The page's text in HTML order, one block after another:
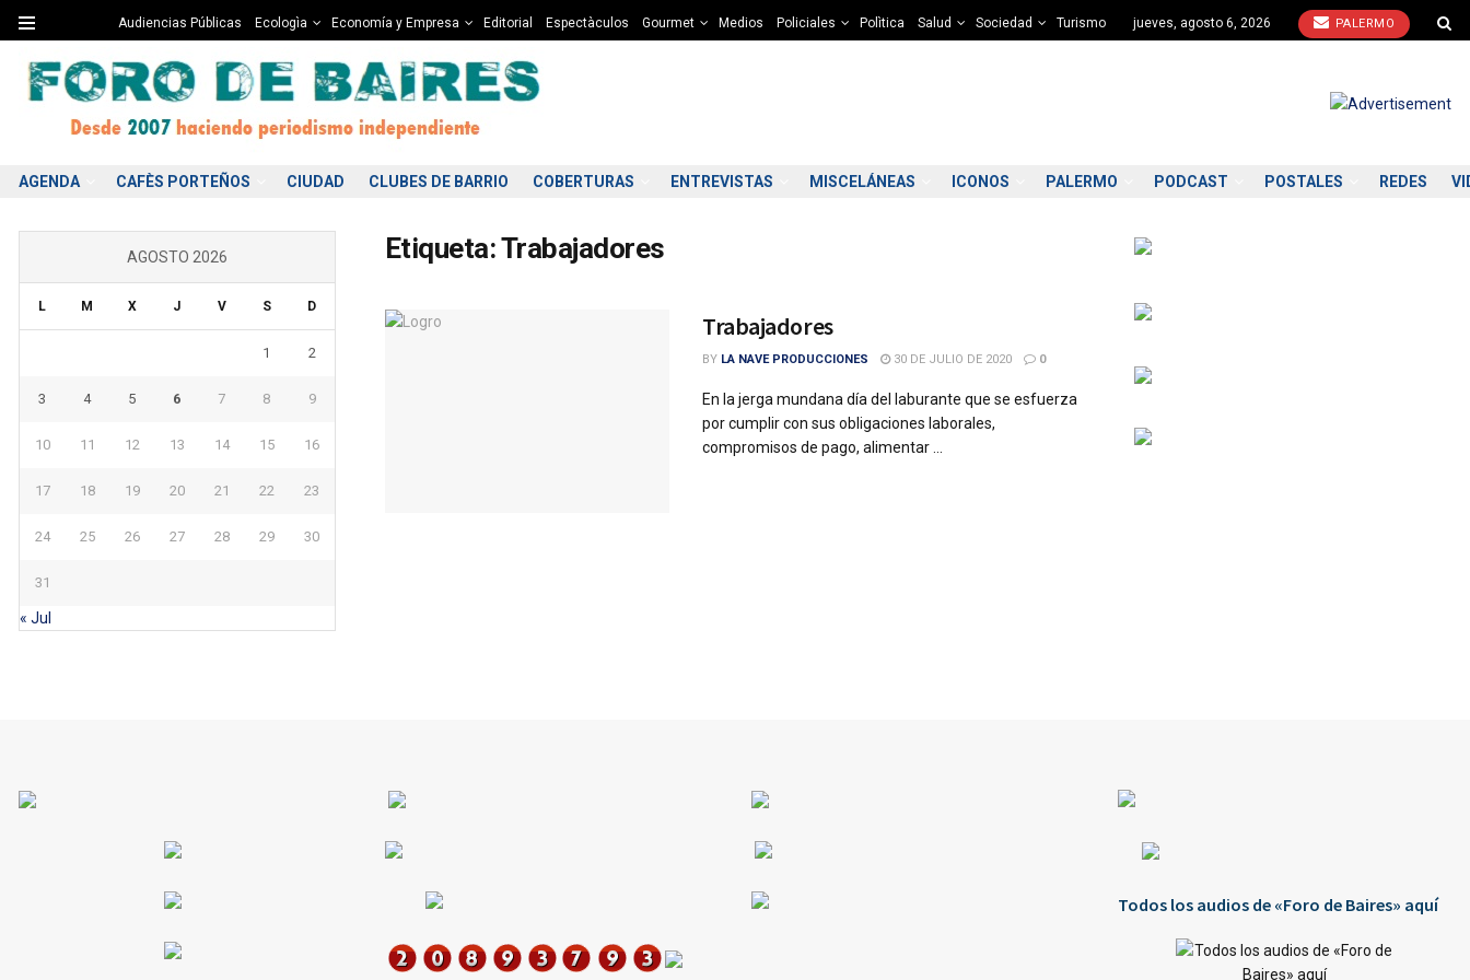
Audiencias Públicas Ecologìa Economía y Empresa Editorial Espectàculos Gourmet Medios Policiales Polìtica Salud Sociedad Turismo jueves, agosto 6, 2026 PALERMO
AGENDA CAFÈS PORTEÑOS CIUDAD CLUBES DE BARRIO COBERTURAS ENTREVISTAS MISCELÁNEAS ICONOS PALERMO PODCAST POSTALES REDES
Etiqueta:Trabajadores
Trabajadores
BY LA NAVE PRODUCCIONES 30 DE JULIO DE 2020 0
En la jerga mundana día del laburante que se esfuerza
por cumplir con sus obligaciones laborales,
compromisos de pago, alimentar ...
AGOSTO 2026
L M X J V S D
1 2
3 4 5 6 7 8 9
10 11 12 13 14 15 16
17 18 19 20 21 22 23
24 25 26 27 28 29 30
31
« Jul
Todos los audios de «Foro de Baires» aquí